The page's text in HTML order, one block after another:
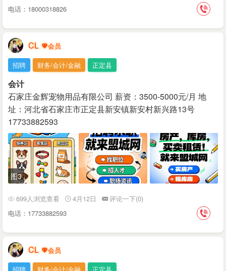
电话：18000318826
CL
招聘 财务/会计/金融 正定县
会计
石家庄金辉宠物用品有限公司 薪资：3500-5000元/月 地
址：河北省石家庄市正定县新安镇新安村新兴路13号
17733882593
图3
699人浏览查看 4月12日
评论一下(0)
电话：17733882593
CL
招聘 财务/会计/金融 正定县